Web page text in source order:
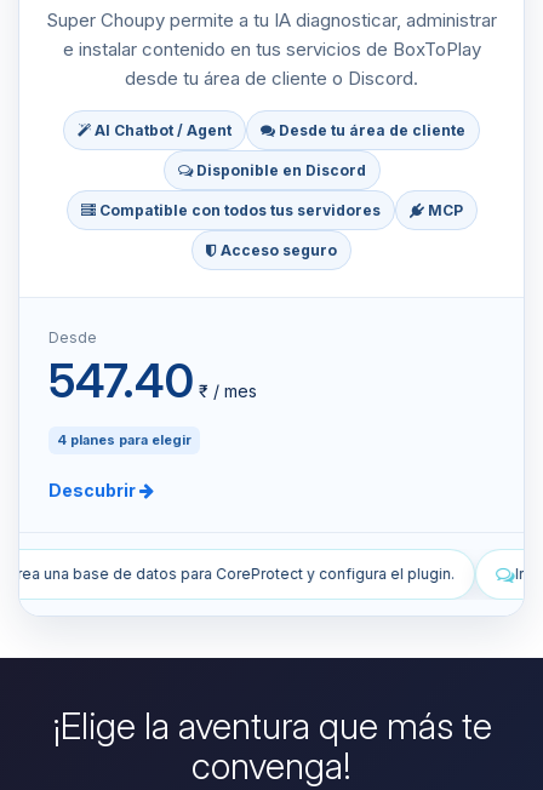
Super Choupy permite a tu IA diagnosticar, administrar
e instalar contenido en tus servicios de BoxToPlay
desde tu área de cliente o Discord.
AI Chatbot / Agent Desde tu área de cliente
Disponible en Discord
Compatible con todos tus servidores MCP
Acceso seguro
Desde
547.40 ₹ / mes
4 planes para elegir
Descubrir
y configura el plugin. Instala plugins para mejorar mi servidor.
¡Elige la aventura que más te
convenga!